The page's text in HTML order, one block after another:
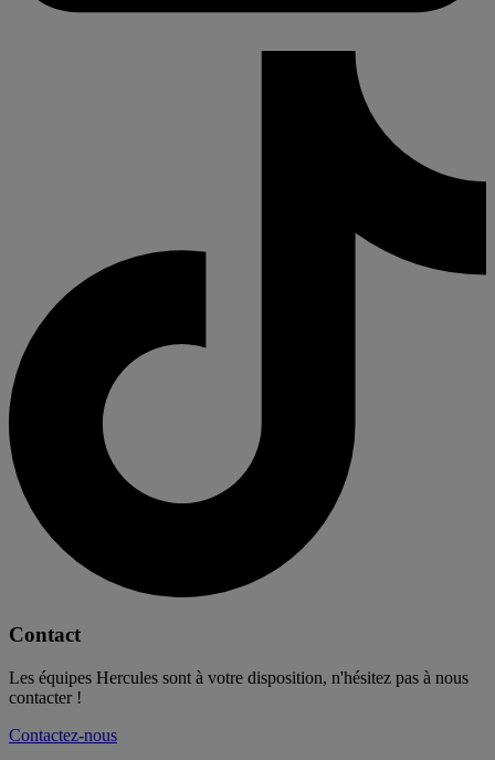
Contact
Les équipes Hercules sont à votre disposition, n'hésitez pas à nous
contacter !
Contactez-nous